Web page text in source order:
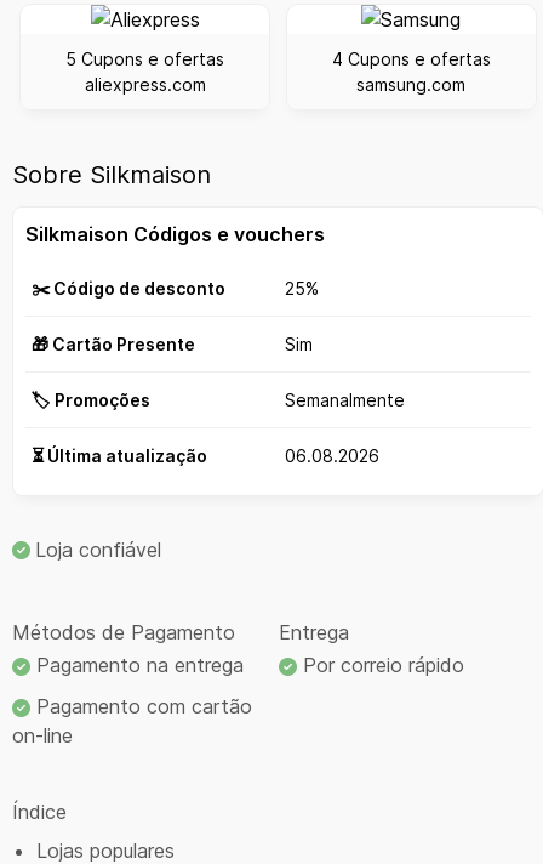
5 Cupons e ofertas
aliexpress.com
4 Cupons e ofertas
samsung.com
Sobre Silkmaison
Silkmaison Códigos e vouchers
✂️ Código de desconto 25%
🎁 Cartão Presente Sim
🏷️ Promoções Semanalmente
⏳ Última atualização 06.08.2026
Loja confiável
Métodos de Pagamento
Pagamento na entrega
Pagamento com cartão
on-line
Entrega
Por correio rápido
Índice
Lojas populares